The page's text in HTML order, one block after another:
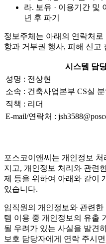
라. 보유 · 이용기간 및
년 후 파기
정보주체는 아래의 연락처
항과 거부권 행사, 피해 신고
시스템 담
성명 : 전상현
소속 : 건축사업본부 CS실
직책 : 리더
E-mail/연락처 :
포스코이앤씨는 개인정보
지고, 개인정보 처리와 관련
제 등을 위하여 아래와 같이
있습니다.
임직원의 개인정보와 관련
템 이용 중 개인정보의 유출
될 우려가 있는 사실을 발견
보호 담당자에게 연락 주시